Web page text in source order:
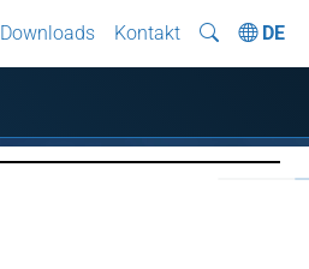
Downloads Kontakt DE